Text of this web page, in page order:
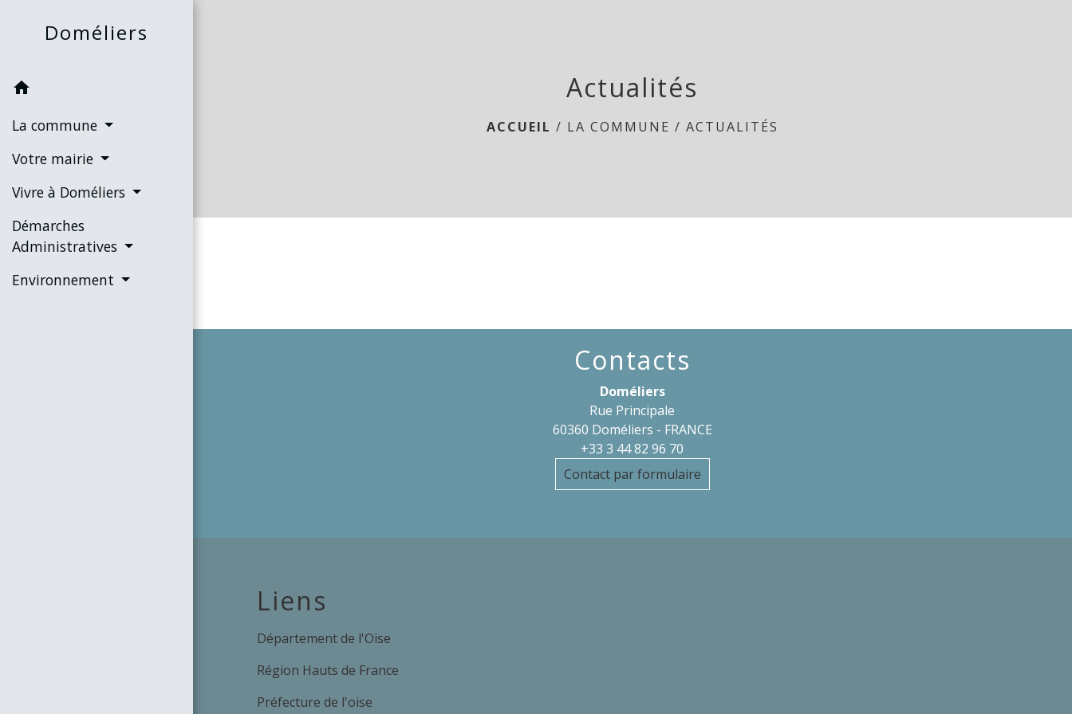
Doméliers
home
La commune
Votre mairie
Vivre à Doméliers
Démarches
Administratives
Environnement
Actualités
ACCUEIL / LA COMMUNE / ACTUALITÉS
Contacts
Doméliers
Rue Principale
60360 Doméliers - FRANCE
+33 3 44 82 96 70
Contact par formulaire
Liens
Département de l'Oise
Région Hauts de France
Préfecture de l'oise